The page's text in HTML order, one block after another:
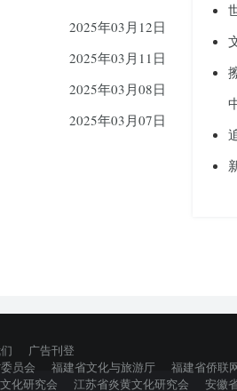
2025年03月12日
2025年03月11日
2025年03月08日
2025年03月07日
广告刊登
员会 福建省文化与旅游厅 福建省侨联
化研究会
江苏省炎黄文化研究会 安徽